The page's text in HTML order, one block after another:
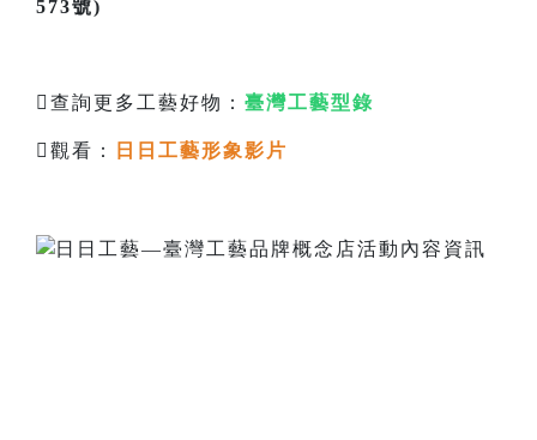
573號)
查詢更多工藝好物： 臺灣工藝型錄
觀看： 日日工藝形象影片